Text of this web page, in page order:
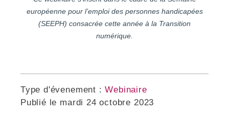
européenne pour l’emploi des personnes handicapées
(SEEPH) consacrée cette année à la Transition
numérique.
Type d'évenement :Webinaire
Publié le mardi 24 octobre 2023